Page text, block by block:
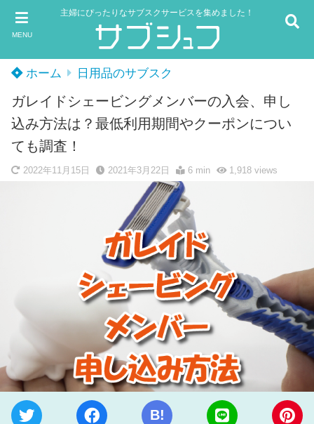
MENU
主婦にぴったりなサブスクサービスを集めました！
ホーム 日用品のサブスク
ガレイドシェービングメンバーの入会、申し
込み方法は？最低利用期間やクーポンについ
ても調査！
2022年11月15日 2021年3月22日 6 min 1,918views
B!